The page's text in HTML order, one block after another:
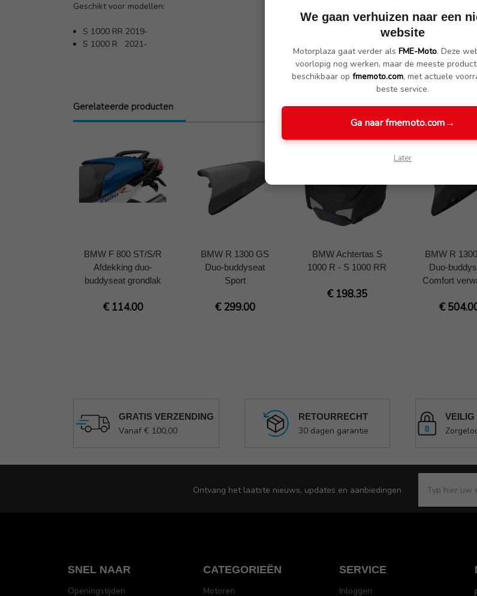
Geschikt voor modellen:
S 1000 RR 2019-
S 1000 R 2021-
Gerelateerde producten
BMW F 800 ST/S/R
Afdekking duo-
buddyseat grondlak
€ 114.00
BMW R 1300 GS
Duo-buddyseat
Sport
€ 299.00
BMW Achtertas S
1000 R - S 1000 RR
€ 198.35
BMW R
Duo-
Comfort
€
GRATIS VERZENDING
Vanaf € 100,00
RETOURRECHT
30 dagen garantie
VEILIG
Ontvang het laatste nieuws, updates en aanbiedingen
SNEL NAAR
Openingstijden
CATEGORIEËN
Motoren
SERVICE
Inloggen
We gaan verhuizen naar een
website
Motorplaza gaat verder als FME-Moto. Deze
voorlopig nog werken, maar de meeste
beschikbaar op fmemoto.com, met actuele
beste service.
Ga naar fmemoto.com→
Later